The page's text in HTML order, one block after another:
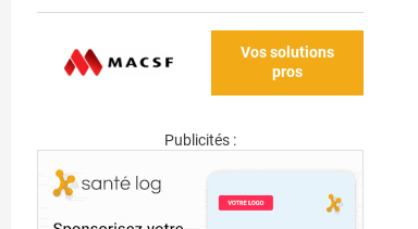
Vos solutions
pros
Publicités :